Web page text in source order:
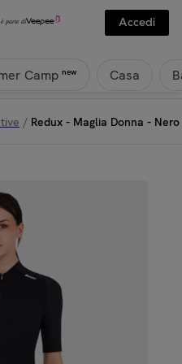
Accedi
Camp new Casa
/ Redux - Maglia Donna -